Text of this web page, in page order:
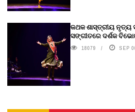
କଥକ ଶାସ୍ତ୍ରୀୟ ନୃତ୍ୟ
ସଙ୍ଗୀତରେ ଦର୍ଶକ
18079 SEP